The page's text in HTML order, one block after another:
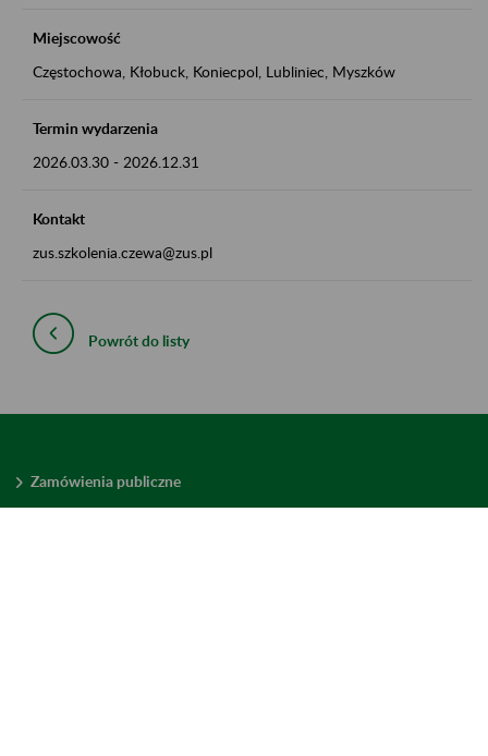
Miejscowość
Częstochowa, Kłobuck, Koniecpol, Lubliniec, Myszków
Termin wydarzenia
2026.03.30 - 2026.12.31
Kontakt
zus.szkolenia.czewa@zus.pl
Powrót do listy
Zamówienia publiczne